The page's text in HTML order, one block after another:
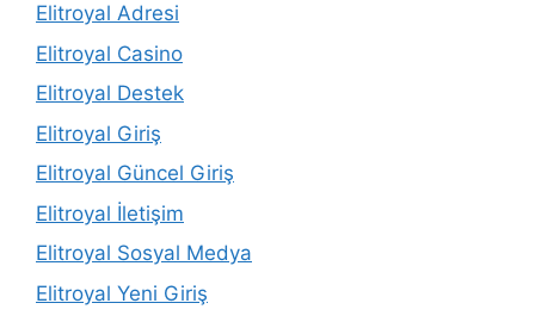
Elitroyal Adresi
Elitroyal Casino
Elitroyal Destek
Elitroyal Giriş
Elitroyal Güncel Giriş
Elitroyal İletişim
Elitroyal Sosyal Medya
Elitroyal Yeni Giriş